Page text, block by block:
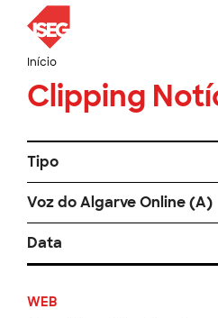
Início
Clipping
Tipo
Voz do Algarve Online (A)
Data
WEB